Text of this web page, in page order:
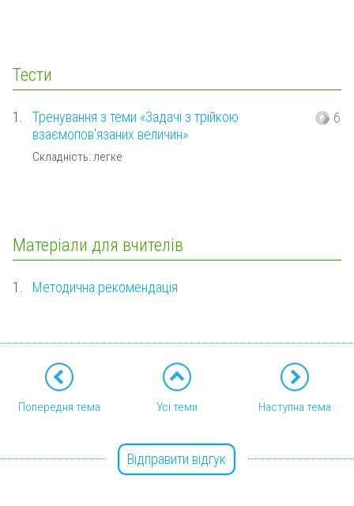
Тести
1.
Тренування з теми «Задачі з трійкою
взаємопов'язаних величин»
Складність: легке
6
Матеріали для вчителів
1. Методична рекомендація
Попередня тема Усі теми Наступна тема
Відправити відгук